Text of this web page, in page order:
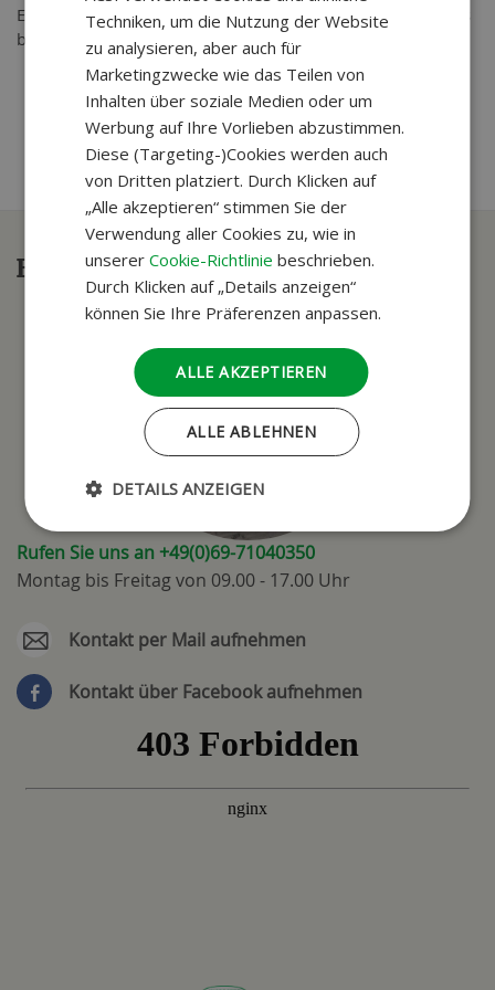
Eine gute Atmosphäre, Geselligkeit und Genuss sind für uns
besonders wichtig.“
Haben Sie Fragen?
Rufen Sie uns an +49(0)69-71040350
Montag bis Freitag von 09.00 - 17.00 Uhr
Kontakt per Mail aufnehmen
Kontakt über Facebook aufnehmen
Techniken, um die Nutzung der Website
zu analysieren, aber auch für
Marketingzwecke wie das Teilen von
Inhalten über soziale Medien oder um
Werbung auf Ihre Vorlieben abzustimmen.
Diese (Targeting-)Cookies werden auch
von Dritten platziert. Durch Klicken auf
„Alle akzeptieren“ stimmen Sie der
Verwendung aller Cookies zu, wie in
unsererCookie-Richtlinie beschrieben.
Durch Klicken auf „Details anzeigen“
können Sie Ihre Präferenzen anpassen.
ALLE AKZEPTIEREN
ALLE ABLEHNEN
DETAILS ANZEIGEN